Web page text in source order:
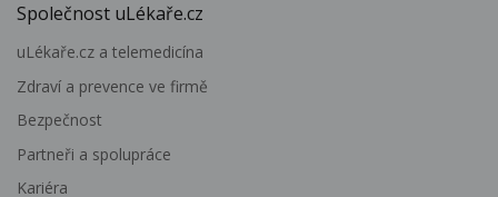
Společnost uLékaře.cz
uLékaře.cz a telemedicína
Zdraví a prevence ve firmě
Bezpečnost
Partneři a spolupráce
Kariéra